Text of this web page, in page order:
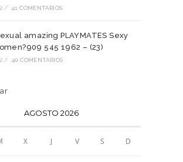
/ 41 COMENTARIOS
amazing PLAYMATES Sexy
545 1962 – (23)
/ 40 COMENTARIOS
AGOSTO 2026
X J V S D